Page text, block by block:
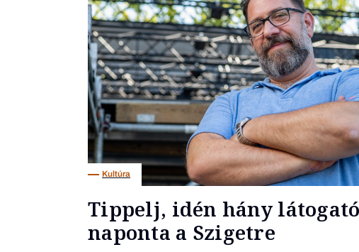
Kultúra
Tippelj, idén hány
naponta a Szigetre